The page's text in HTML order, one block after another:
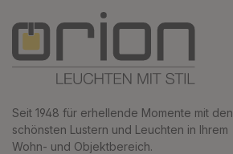
Seit 1948 für erhellende Momente mit den
schönsten Lustern und Leuchten in Ihrem
Wohn- und Objektbereich.